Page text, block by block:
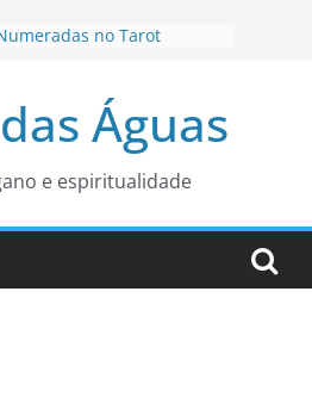
no Tarot
fase
no Tarot
Corte no TarotÁguas
e espiritualidade